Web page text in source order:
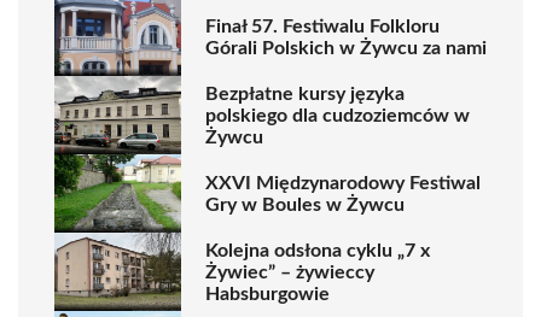
Finał 57. Festiwalu Folkloru
Górali Polskich w Żywcu za nami
Bezpłatne kursy języka
polskiego dla cudzoziemców w
Żywcu
XXVI Międzynarodowy Festiwal
Gry w Boules w Żywcu
Kolejna odsłona cyklu „7 x
Żywiec” – żywieccy
Habsburgowie